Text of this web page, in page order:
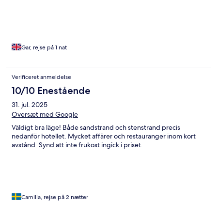
Gar, rejse på 1 nat
Verificeret anmeldelse
10/10 Enestående
31. jul. 2025
Oversæt med Google
Väldigt bra läge! Både sandstrand och stenstrand precis
nedanför hotellet. Mycket affärer och restauranger inom kort
avstånd. Synd att inte frukost ingick i priset.
Camilla, rejse på 2 nætter